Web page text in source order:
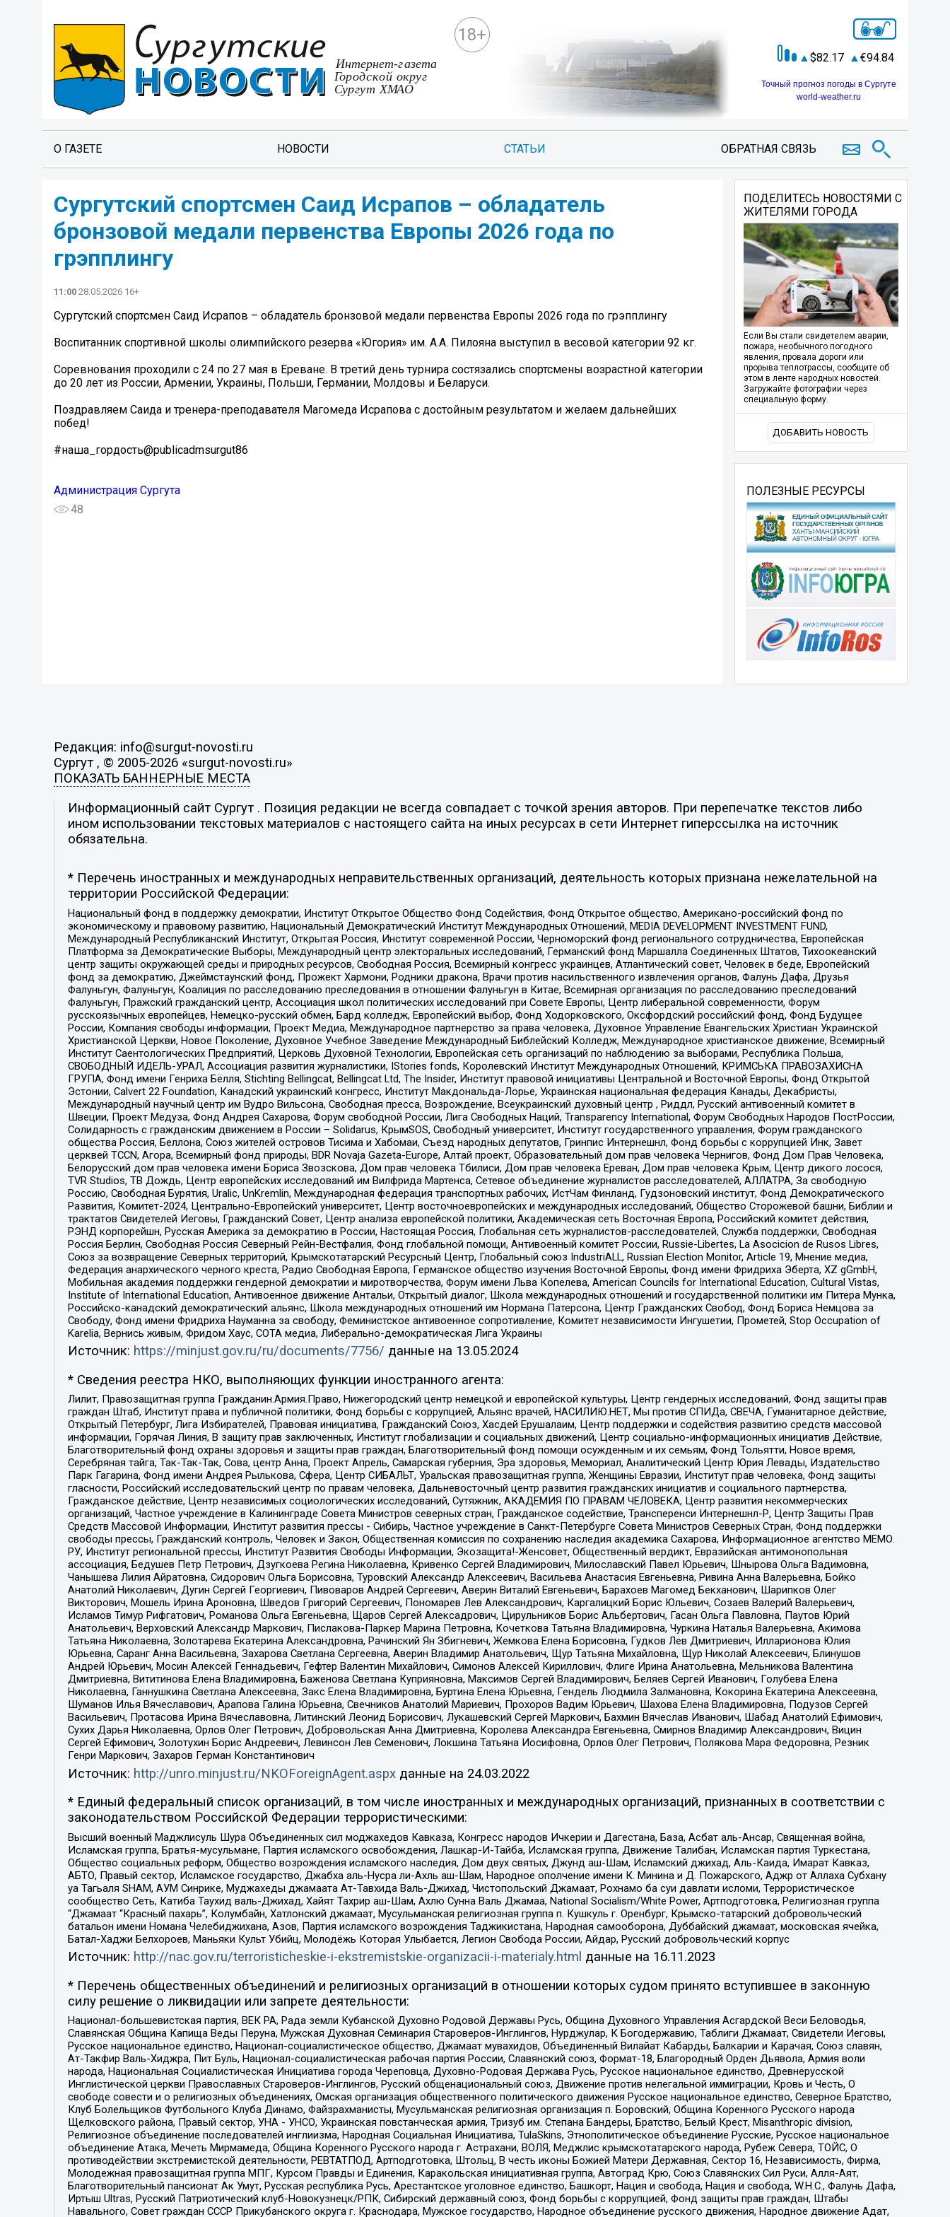
18+
82.17 94.84
Точный прогноз погоды в Сургуте
world-weather.ru
О ГАЗЕТЕ НОВОСТИ СТАТЬИ ОБРАТНАЯ СВЯЗЬ
Сургутский спортсмен Саид Исрапов – обладатель
бронзовой медали первенства Европы 2026 года по
грэпплингу
11:00 28.05.2026 16+
Сургутский спортсмен Саид Исрапов – обладатель бронзовой медали первенства Европы 2026 года по грэпплингу
Воспитанник спортивной школы олимпийского резерва «Югория» им. А.А. Пилояна выступил в весовой категории 92 кг.
Соревнования проходили с 24 по 27 мая в Ереване. В третий день турнира состязались спортсмены возрастной категории
до 20 лет из России, Армении, Украины, Польши, Германии, Молдовы и Беларуси.
Поздравляем Саида и тренера-преподавателя Магомеда Исрапова с достойным результатом и желаем дальнейших
побед!
#наша_гордость@publicadmsurgut86
Администрация Сургута
48
ПОДЕЛИТЕСЬ НОВОСТЯМИ С
ЖИТЕЛЯМИ ГОРОДА
Если Вы стали свидетелем аварии,
пожара, необычного погодного
явления, провала дороги или
прорыва теплотрассы, сообщите об
этом в ленте народных новостей.
Загружайте фотографии через
специальную форму.
ДОБАВИТЬ НОВОСТЬ
ПОЛЕЗНЫЕ РЕСУРСЫ
Редакция: info@surgut-novosti.ru
Сургут , © 2005-2026 «surgut-novosti.ru»
ПОКАЗАТЬ БАННЕРНЫЕ МЕСТА
Информационный сайт Сургут . Позиция редакции не всегда совпадает с точкой зрения авторов. При перепечатке текстов либо
ином использовании текстовых материалов с настоящего сайта на иных ресурсах в сети Интернет гиперссылка на источник
обязательна.
* Перечень иностранных и международных неправительственных организаций, деятельность которых признана нежелательной на
территории Российской Федерации:
Национальный фонд в поддержку демократии, Институт Открытое Общество Фонд Содействия, Фонд Открытое общество, Американо-российский фонд по
экономическому и правовому развитию, Национальный Демократический Институт Международных Отношений, MEDIA DEVELOPMENT INVESTMENT FUND,
Международный Республиканский Институт, Открытая Россия, Институт современной России, Черноморский фонд регионального сотрудничества, Европейская
Платформа за Демократические Выборы, Международный центр электоральных исследований, Германский фонд Маршалла Соединенных Штатов, Тихоокеанский
центр защиты окружающей среды и природных ресурсов, Свободная Россия, Всемирный конгресс украинцев, Атлантический совет, Человек в беде, Европейский
фонд за демократию, Джеймстаунский фонд, Прожект Хармони, Родники дракона, Врачи против насильственного извлечения органов, Фалунь Дафа, Друзья
Фалуньгун, Фалуньгун, Коалиция по расследованию преследования в отношении Фалуньгун в Китае, Всемирная организация по расследованию преследований
Фалуньгун, Пражский гражданский центр, Ассоциация школ политических исследований при Совете Европы, Центр либеральной современности, Форум
русскоязычных европейцев, Немецко-русский обмен, Бард колледж, Европейский выбор, Фонд Ходорковского, Оксфордский российский фонд, Фонд Будущее
России, Компания свободы информации, Проект Медиа, Международное партнерство за права человека, Духовное Управление Евангельских Христиан Украинской
Христианской Церкви, Новое Поколение, Духовное Учебное Заведение Международный Библейский Колледж, Международное христианское движение, Всемирный
Институт Саентологических Предприятий, Церковь Духовной Технологии, Европейская сеть организаций по наблюдению за выборами, Республика Польша,
СВОБОДНЫЙ ИДЕЛЬ-УРАЛ, Ассоциация развития журналистики, IStories fonds, Королевский Институт Международных Отношений, КРИМСЬКА ПРАВОЗАХИСНА
ГРУПА, Фонд имени Генриха Бёлля, Stichting Bellingcat, Bellingcat Ltd, The Insider, Институт правовой инициативы Центральной и Восточной Европы, Фонд Открытой
Эстонии, Calvert 22 Foundation, Канадский украинский конгресс, Институт Макдональда-Лорье, Украинская национальная федерация Канады, Декабристы,
Международный научный центр им Вудро Вильсона, Свободная пресса, Возрождение, Всеукраинский духовный центр , Риддл, Русский антивоенный комитет в
Швеции, Проект Медуза, Фонд Андрея Сахарова, Форум свободной России, Лига Свободных Наций, Transparеncy International, Форум Свободных Народов ПостРоссии,
Солидарность с гражданским движением в России – Solidarus, КрымSOS, Свободный университет, Институт государственного управления, Форум гражданского
общества Россия, Беллона, Союз жителей островов Тисима и Хабомаи, Съезд народных депутатов, Гринпис Интернешнл, Фонд борьбы с коррупцией Инк, Завет
церквей TCCN, Агора, Всемирный фонд природы, BDR Novaja Gazeta-Europe, Алтай проект, Образовательный дом прав человека Чернигов, Фонд Дом Прав Человека,
Белорусский дом прав человека имени Бориса Звозскова, Дом прав человека Тбилиси, Дом прав человека Ереван, Дом прав человека Крым, Центр дикого лосося,
TVR Studios, ТВ Дождь, Центр европейских исследований им Вилфрида Мартенса, Сетевое объединение журналистов расследователей, АЛЛАТРА, За свободную
Россию, Свободная Бурятия, Uralic, UnKremlin, Международная федерация транспортных рабочих, ИстЧам Финланд, Гудзоновский институт, Фонд Демократического
Развития, Комитет-2024, Центрально-Европейский университет, Центр восточноевропейских и международных исследований, Общество Сторожевой башни, Библии и
трактатов Свидетелей Иеговы, Гражданский Совет, Центр анализа европейской политики, Академическая сеть Восточная Европа, Российский комитет действия,
РЭНД корпорейшн, Русская Америка за демократию в России, Настоящая Россия, Глобальная сеть журналистов-расследователей, Служба поддержки, Свободная
Россия Берлин, Свободная Россия Северный Рейн-Вестфалия, Фонд глобальной помощи, Антивоенный комитет России, Russie-Libertes, La Asocicion de Rusos Libres,
Союз за возвращение Северных территорий, Крымскотатарский Ресурсный Центр, Глобальный союз IndustriALL, Russian Election Monitor, Article 19, Мнение медиа,
Федерация анархического черного креста, Радио Свободная Европа, Германское общество изучения Восточной Европы, Фонд имени Фридриха Эберта, XZ gGmbH,
Мобильная академия поддержки гендерной демократии и миротворчества, Форум имени Льва Копелева, American Councils for International Education, Cultural Vistas,
Institute of International Education, Антивоенное движение Антальи, Открытый диалог, Школа международных отношений и государственной политики им Питера Мунка,
Российско-канадский демократический альянс, Школа международных отношений им Нормана Патерсона, Центр Гражданских Свобод, Фонд Бориса Немцова за
Свободу, Фонд имени Фридриха Науманна за свободу, Феминистское антивоенное сопротивление, Комитет независимости Ингушетии, Прометей, Stop Occupation of
Karelia, Вернись живым, Фридом Хаус, СОТА медиа, Либерально-демократическая Лига Украины
Источник: https://minjust.gov.ru/ru/documents/7756/ данные на 13.05.2024
* Сведения реестра НКО, выполняющих функции иностранного агента:
Лилит, Правозащитная группа Гражданин.Армия.Право, Нижегородский центр немецкой и европейской культуры, Центр гендерных исследований, Фонд защиты прав
граждан Штаб, Институт права и публичной политики, Фонд борьбы с коррупцией, Альянс врачей, НАСИЛИЮ.НЕТ, Мы против СПИДа, СВЕЧА, Гуманитарное действие,
Открытый Петербург, Лига Избирателей, Правовая инициатива, Гражданский Союз, Хасдей Ерушалаим, Центр поддержки и содействия развитию средств массовой
информации, Горячая Линия, В защиту прав заключенных, Институт глобализации и социальных движений, Центр социально-информационных инициатив Действие,
Благотворительный фонд охраны здоровья и защиты прав граждан, Благотворительный фонд помощи осужденным и их семьям, Фонд Тольятти, Новое время,
Серебряная тайга, Так-Так-Так, Сова, центр Анна, Проект Апрель, Самарская губерния, Эра здоровья, Мемориал, Аналитический Центр Юрия Левады, Издательство
Парк Гагарина, Фонд имени Андрея Рылькова, Сфера, Центр СИБАЛЬТ, Уральская правозащитная группа, Женщины Евразии, Институт прав человека, Фонд защиты
гласности, Российский исследовательский центр по правам человека, Дальневосточный центр развития гражданских инициатив и социального партнерства,
Гражданское действие, Центр независимых социологических исследований, Сутяжник, АКАДЕМИЯ ПО ПРАВАМ ЧЕЛОВЕКА, Центр развития некоммерческих
организаций, Частное учреждение в Калининграде Совета Министров северных стран, Гражданское содействие, Трансперенси Интернешнл-Р, Центр Защиты Прав
Средств Массовой Информации, Институт развития прессы - Сибирь, Частное учреждение в Санкт-Петербурге Совета Министров Северных Стран, Фонд поддержки
свободы прессы, Гражданский контроль, Человек и Закон, Общественная комиссия по сохранению наследия академика Сахарова, Информационное агентство МЕМО.
РУ, Институт региональной прессы, Институт Развития Свободы Информации, Экозащита!-Женсовет, Общественный вердикт, Евразийская антимонопольная
ассоциация, Бедушев Петр Петрович, Дзугкоева Регина Николаевна, Кривенко Сергей Владимирович, Милославский Павел Юрьевич, Шнырова Ольга Вадимовна,
Чанышева Лилия Айратовна, Сидорович Ольга Борисовна, Туровский Александр Алексеевич, Васильева Анастасия Евгеньевна, Ривина Анна Валерьевна, Бойко
Анатолий Николаевич, Дугин Сергей Георгиевич, Пивоваров Андрей Сергеевич, Аверин Виталий Евгеньевич, Барахоев Магомед Бекханович, Шарипков Олег
Викторович, Мошель Ирина Ароновна, Шведов Григорий Сергеевич, Пономарев Лев Александрович, Каргалицкий Борис Юльевич, Созаев Валерий Валерьевич,
Исламов Тимур Рифгатович, Романова Ольга Евгеньевна, Щаров Сергей Алексадрович, Цирульников Борис Альбертович, Гасан Ольга Павловна, Паутов Юрий
Анатольевич, Верховский Александр Маркович, Пислакова-Паркер Марина Петровна, Кочеткова Татьяна Владимировна, Чуркина Наталья Валерьевна, Акимова
Татьяна Николаевна, Золотарева Екатерина Александровна, Рачинский Ян Збигневич, Жемкова Елена Борисовна, Гудков Лев Дмитриевич, Илларионова Юлия
Юрьевна, Саранг Анна Васильевна, Захарова Светлана Сергеевна, Аверин Владимир Анатольевич, Щур Татьяна Михайловна, Щур Николай Алексеевич, Блинушов
Андрей Юрьевич, Мосин Алексей Геннадьевич, Гефтер Валентин Михайлович, Симонов Алексей Кириллович, Флиге Ирина Анатольевна, Мельникова Валентина
Дмитриевна, Вититинова Елена Владимировна, Баженова Светлана Куприяновна, Максимов Сергей Владимирович, Беляев Сергей Иванович, Голубева Елена
Николаевна, Ганнушкина Светлана Алексеевна, Закс Елена Владимировна, Буртина Елена Юрьевна, Гендель Людмила Залмановна, Кокорина Екатерина Алексеевна,
Шуманов Илья Вячеславович, Арапова Галина Юрьевна, Свечников Анатолий Мариевич, Прохоров Вадим Юрьевич, Шахова Елена Владимировна, Подузов Сергей
Васильевич, Протасова Ирина Вячеславовна, Литинский Леонид Борисович, Лукашевский Сергей Маркович, Бахмин Вячеслав Иванович, Шабад Анатолий Ефимович,
Сухих Дарья Николаевна, Орлов Олег Петрович, Добровольская Анна Дмитриевна, Королева Александра Евгеньевна, Смирнов Владимир Александрович, Вицин
Сергей Ефимович, Золотухин Борис Андреевич, Левинсон Лев Семенович, Локшина Татьяна Иосифовна, Орлов Олег Петрович, Полякова Мара Федоровна, Резник
Генри Маркович, Захаров Герман Константинович
Источник: http://unro.minjust.ru/NKOForeignAgent.aspxданные на 24.03.2022
* Единый федеральный список организаций, в том числе иностранных и международных организаций, признанных в соответствии с
законодательством Российской Федерации террористическими:
Высший военный Маджлисуль Шура Объединенных сил моджахедов Кавказа, Конгресс народов Ичкерии и Дагестана, База, Асбат аль-Ансар, Священная война,
Исламская группа, Братья-мусульмане, Партия исламского освобождения, Лашкар-И-Тайба, Исламская группа, Движение Талибан, Исламская партия Туркестана,
Общество социальных реформ, Общество возрождения исламского наследия, Дом двух святых, Джунд аш-Шам, Исламский джихад, Аль-Каида, Имарат Кавказ,
АБТО, Правый сектор, Исламское государство, Джабха аль-Нусра ли-Ахль аш-Шам, Народное ополчение имени К. Минина и Д. Пожарского, Аджр от Аллаха Субхану
уа Тагьаля SHAM, АУМ Синрике, Муджахеды джамаата Ат-Тавхида Валь-Джихад, Чистопольский Джамаат, Рохнамо ба суи давлати исломи, Террористическое
сообщество Сеть, Катиба Таухид валь-Джихад, Хайят Тахрир аш-Шам, Ахлю Сунна Валь Джамаа, National Socialism/White Power, Артподготовка, Религиозная группа
“Джамаат “Красный пахарь”, Колумбайн, Хатлонский джамаат, Мусульманская религиозная группа п. Кушкуль г. Оренбург, Крымско-татарский добровольческий
батальон имени Номана Челебиджихана, Азов, Партия исламского возрождения Таджикистана, Народная самооборона, Дуббайский джамаат, московская ячейка,
Батал-Хаджи Белхороев, Маньяки Культ Убийц, Молодёжь Которая Улыбается, Легион Свобода России, Айдар, Русский добровольческий корпус
Источник: http://nac.gov.ru/terroristicheskie-i-ekstremistskie-organizacii-i-materialy.html данные на 16.11.2023
* Перечень общественных объединений и религиозных организаций в отношении которых судом принято вступившее в законную
силу решение о ликвидации или запрете деятельности:
Национал-большевистская партия, ВЕК РА, Рада земли Кубанской Духовно Родовой Державы Русь, Община Духовного Управления Асгардской Веси Беловодья,
Славянская Община Капища Веды Перуна, Мужская Духовная Семинария Староверов-Инглингов, Нурджулар, К Богодержавию, Таблиги Джамаат, Свидетели Иеговы,
Русское национальное единство, Национал-социалистическое общество, Джамаат мувахидов, Объединенный Вилайат Кабарды, Балкарии и Карачая, Союз славян,
Ат-Такфир Валь-Хиджра, Пит Буль, Национал-социалистическая рабочая партия России, Славянский союз, Формат-18, Благородный Орден Дьявола, Армия воли
народа, Национальная Социалистическая Инициатива города Череповца, Духовно-Родовая Держава Русь, Русское национальное единство, Древнерусской
Инглистической церкви Православных Староверов-Инглингов, Русский общенациональный союз, Движение против нелегальной иммиграции, Кровь и Честь, О
свободе совести и о религиозных объединениях, Омская организация общественного политического движения Русское национальное единство, Северное Братство,
Клуб Болельщиков Футбольного Клуба Динамо, Файзрахманисты, Мусульманская религиозная организация п. Боровский, Община Коренного Русского народа
Щелковского района, Правый сектор, УНА - УНСО, Украинская повстанческая армия, Тризуб им. Степана Бандеры, Братство, Белый Крест, Misanthropic division,
Религиозное объединение последователей инглиизма, Народная Социальная Инициатива, TulaSkins, Этнополитическое объединение Русские, Русское национальное
объединение Атака, Мечеть Мирмамеда, Община Коренного Русского народа г. Астрахани, ВОЛЯ, Меджлис крымскотатарского народа, Рубеж Севера, ТОЙС, О
противодействии экстремистской деятельности, РЕВТАТПОД, Артподготовка, Штольц, В честь иконы Божией Матери Державная, Сектор 16, Независимость, Фирма,
Молодежная правозащитная группа МПГ, Курсом Правды и Единения, Каракольская инициативная группа, Автоград Крю, Союз Славянских Сил Руси, Алля-Аят,
Благотворительный пансионат Ак Умут, Русская республика Русь, Арестантское уголовное единство, Башкорт, Нация и свобода, Нация и свобода, W.H.С., Фалунь Дафа,
Иртыш Ultras, Русский Патриотический клуб-Новокузнецк/РПК, Сибирский державный союз, Фонд борьбы с коррупцией, Фонд защиты прав граждан, Штабы
Навального, Совет граждан СССР Прикубанского округа г. Краснодара, Мужское государство, Народное объединение русского движения, Народное движение Адат,